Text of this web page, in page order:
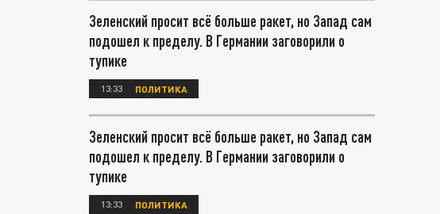
Зеленский просит всё больше ракет, но Запад сам
подошел к пределу. В Германии заговорили о
тупике
13:33 ПОЛИТИКА
Зеленский просит всё больше ракет, но Запад сам
подошел к пределу. В Германии заговорили о
тупике
13:33 ПОЛИТИКА